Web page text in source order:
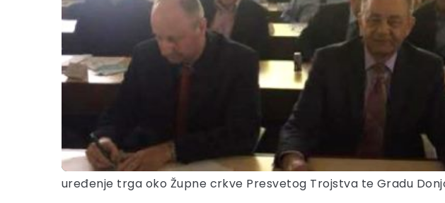
uređenje trga oko Župne crkve Presvetog Trojstva te Gradu